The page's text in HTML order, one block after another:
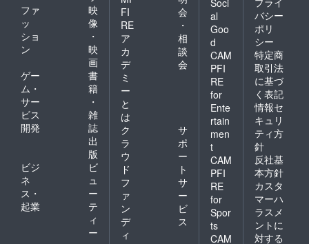
ファ
ッ
ショ
ン
映
像
・
映
画
ゲー
ム・
サー
ビス
開発
書
籍
・
雑
誌
出
版
ビジ
ネ
ス・
起業
ビ
ュ
ー
テ
ィ
ー
FI
RE
ア
カ
デ
ミ
ー
と
は
会
・
相
談
会
ク
ラ
ウ
ド
フ
ァ
ン
デ
ィ
サ
ポ
ー
ト
サ
ー
ビ
ス
Soci
al
Goo
d
CAM
PFI
RE
for
Ente
rtain
men
t
CAM
PFI
RE
for
Spor
ts
CAM
バシー
ポリ
シー
特定商
取引法
に基づ
く表記
情報セ
キュリ
ティ方
針
反社基
本方針
カスタ
マーハ
ラスメ
ントに
対する